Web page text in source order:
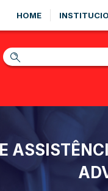
HOME